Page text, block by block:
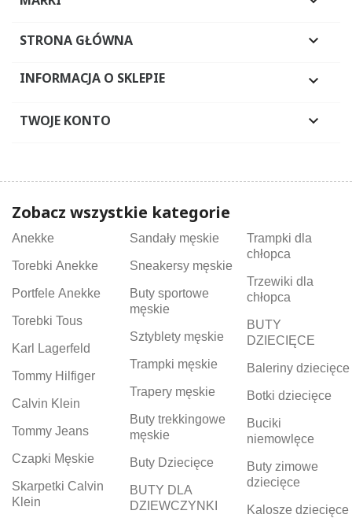
STRONA GŁÓWNA 
INFORMACJA O SKLEPIE 
TWOJE KONTO 
Zobacz wszystkie kategorie
Anekke
Torebki Anekke
Portfele Anekke
Torebki Tous
Karl Lagerfeld
Tommy Hilfiger
Calvin Klein
Tommy Jeans
Czapki Męskie
Skarpetki Calvin
Klein
Sandały męskie
Sneakersy męskie
Buty sportowe
męskie
Sztyblety męskie
Trampki męskie
Trapery męskie
Buty trekkingowe
męskie
Buty Dziecięce
BUTY DLA
DZIEWCZYNKI
Trampki dla
chłopca
Trzewiki dla
chłopca
BUTY
DZIECIĘCE
Baleriny dziecięce
Botki dziecięce
Buciki
niemowlęce
Buty zimowe
dziecięce
Kalosze dziecięce